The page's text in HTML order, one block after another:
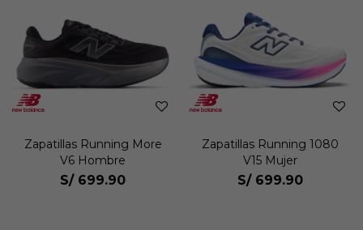
Zapatillas Running More
V6 Hombre
S/ 699.90
Zapatillas Running 1080
V15 Mujer
S/ 699.90